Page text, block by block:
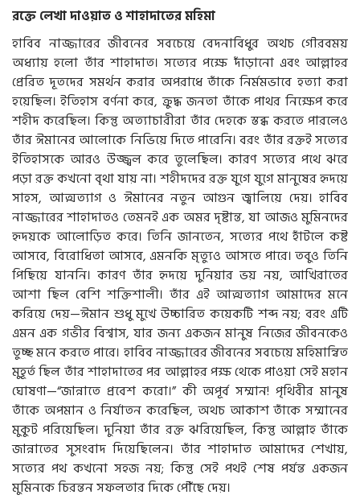
রক্তে লেখা দাওয়াত ও শাহাদাতের মহিমা
হাবিব নাজ্জারের জীবনের সবচেয়ে বেদনাবিধুর অথচ গৌরবময়
অধ্যায় হলো তাঁর শাহাদাত। সত্যের পক্ষে দাঁড়ানো এবং আল্লাহর
প্রেরিত দূতদের সমর্থন করার অপরাধে তাঁকে নির্মমভাবে হত্যা করা
হয়েছিল। ইতিহাস বর্ণনা করে, ক্রুদ্ধ জনতা তাঁকে পাথর নিক্ষেপ করে
শহীদ করেছিল। কিন্তু অত্যাচারীরা তাঁর দেহকে স্তব্ধ করতে পারলেও
তাঁর ঈমানের আলোকে নিভিয়ে দিতে পারেনি। বরং তাঁর রক্তই সত্যের
ইতিহাসকে আরও উজ্জ্বল করে তুলেছিল। কারণ সত্যের পথে ঝরে
পড়া রক্ত কখনো বৃথা যায় না। শহীদদের রক্ত যুগে যুগে মানুষের হৃদয়ে
সাহস, আত্মত্যাগ ও ঈমানের নতুন আগুন জ্বালিয়ে দেয়। হাবিব
নাজ্জারের শাহাদাতও তেমনই এক অমর দৃষ্টান্ত, যা আজও মুমিনদের
হৃদয়কে আলোড়িত করে। তিনি জানতেন, সত্যের পথে হাঁটলে কষ্ট
আসবে, বিরোধিতা আসবে, এমনকি মৃত্যুও আসতে পারে। তবুও তিনি
পিছিয়ে যাননি। কারণ তাঁর হৃদয়ে দুনিয়ার ভয় নয়, আখিরাতের
আশা ছিল বেশি শক্তিশালী। তাঁর এই আত্মত্যাগ আমাদের মনে
করিয়ে দেয়—ঈমান শুধু মুখে উচ্চারিত কয়েকটি শব্দ নয়; বরং এটি
এমন এক গভীর বিশ্বাস, যার জন্য একজন মানুষ নিজের জীবনকেও
তুচ্ছ মনে করতে পারে। হাবিব নাজ্জারের জীবনের সবচেয়ে মহিমান্বিত
মুহূর্ত ছিল তাঁর শাহাদাতের পর আল্লাহর পক্ষ থেকে পাওয়া সেই মহান
ঘোষণা—“জান্নাতে প্রবেশ করো।” কী অপূর্ব সম্মান! পৃথিবীর মানুষ
তাঁকে অপমান ও নির্যাতন করেছিল, অথচ আকাশ তাঁকে সম্মানের
মুকুট পরিয়েছিল। দুনিয়া তাঁর রক্ত ঝরিয়েছিল, কিন্তু আল্লাহ তাঁকে
জান্নাতের সুসংবাদ দিয়েছিলেন। তাঁর শাহাদাত আমাদের শেখায়,
সত্যের পথ কখনো সহজ নয়; কিন্তু সেই পথই শেষ পর্যন্ত একজন
মুমিনকে চিরন্তন সফলতার দিকে পৌঁছে দেয়।